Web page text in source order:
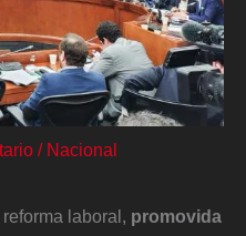
/ Nacional
laboral, promovida